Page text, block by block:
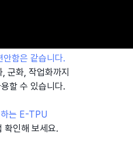
안함은 같습니다.
군화, 작업화까지
할 수 있습니다.
는 E-TPU
확인해 보세요.